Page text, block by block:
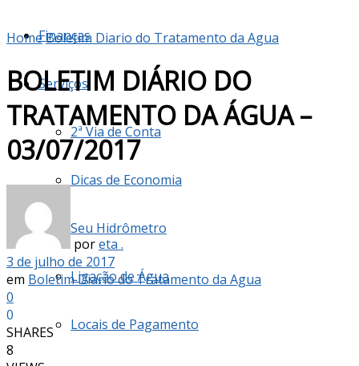
Finanças
Serviços
2ª Via de Conta
Dicas de Economia
Seu Hidrômetro
Ligação de Água
Locais de Pagamento
HomeBoletim Diario do Tratamento da Agua
BOLETIM DIÁRIO DO
TRATAMENTO DA ÁGUA –
03/07/2017
poreta .
3 de julho de 2017
em Boletim Diario do Tratamento da Agua
0
0
SHARES
8